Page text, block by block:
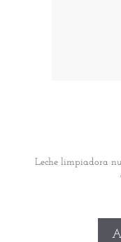
Leche limpiadora